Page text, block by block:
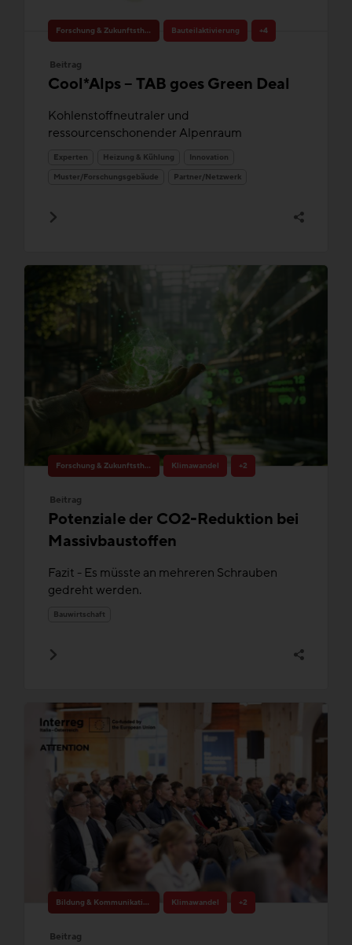
Forschung & Zukunftsthemen Bauteilaktivierung +4
Beitrag
Cool*Alps – TAB goes Green Deal
Kohlenstoffneutraler und
ressourcenschonender Alpenraum
Experten Heizung & Kühlung
Innovation
Muster/Forschungsgebäude
Partner/Netzwerk
Forschung & Zukunftsthemen Klimawandel +2
Beitrag
Potenziale der CO2-Reduktion bei
Massivbaustoffen
Fazit - Es müsste an mehreren Schrauben
gedreht werden.
Bauwirtschaft
Bildung & Kommunikation Klimawandel +2
Beitrag